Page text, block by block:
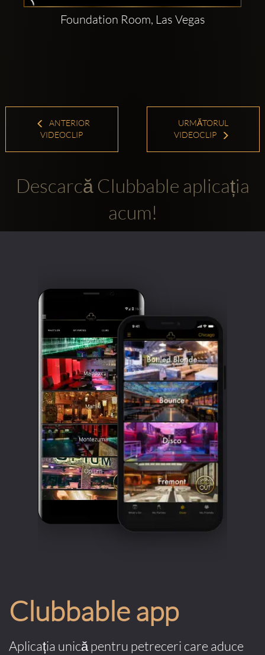
Foundation Room, Las Vegas
ANTERIOR
VIDEOCLIP
URMĂTORUL
VIDEOCLIP
Descarcă Clubbable aplicația
acum!
Clubbable app
Aplicația unică pentru petreceri care aduce